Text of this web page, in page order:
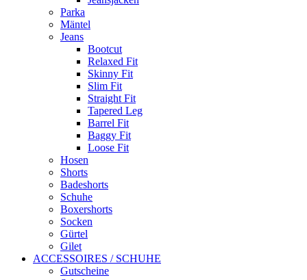
Parka
Mäntel
Jeans
Bootcut
Relaxed Fit
Skinny Fit
Slim Fit
Straight Fit
Tapered Leg
Barrel Fit
Baggy Fit
Loose Fit
Hosen
Shorts
Badeshorts
Schuhe
Boxershorts
Socken
Gürtel
Gilet
ACCESSOIRES / SCHUHE
Gutscheine